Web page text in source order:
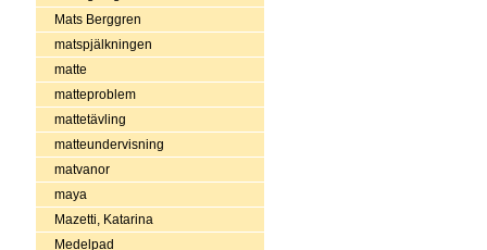
Mats Berggren
matspjälkningen
matte
matteproblem
mattetävling
matteundervisning
matvanor
maya
Mazetti, Katarina
Medelpad